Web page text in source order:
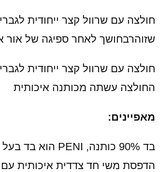
חולצה עם שרוול קצר ייחודית
שזוהרבחושך לאחר ספיגה של אור
חולצה עם שרוול קצר ייחודית
החולצה עשתה מכותנה איכותית
מאפיינים:
בד 90% כותנה, PENI הוא בד בעל טובה, דק וחלק, נעים מאוד למגע, העור אינו מזיע ו -10% לייקרה
הדפסת משי חד צדדית איכותית